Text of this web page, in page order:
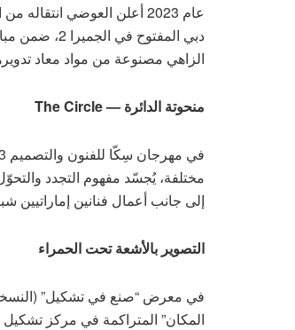
الزاهي مصنوعة من مواد معاد
منحوتة الدائرة — The Circle
إلى جانب أعمال فنانين إماراتيين
التصوير بالأشعة تحت الحمراء